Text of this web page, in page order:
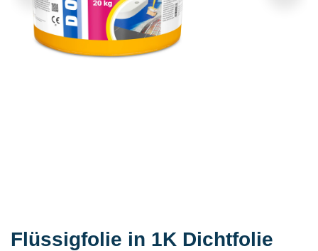
Flüssigfolie in 1K Dichtfolie